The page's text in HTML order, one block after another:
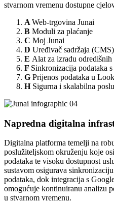
stvarnom vremenu dostupne
A Web-trgovina Junai
B Moduli za plaćanje
C Moj Junai
D Uređivač sadržaja (CMS)
E Alat za izradu
F Sinkronizacija podataka
G Prijenos podataka u
H Sigurna i skalabilna
Napredna digitalna
Digitalna platforma temelji na
poslužiteljskom okruženju koje
podataka te visoku dostupnost
sustavom osigurava
podataka, dok integracija s
omogućuje kontinuiranu analizu
u stvarnom vremenu.